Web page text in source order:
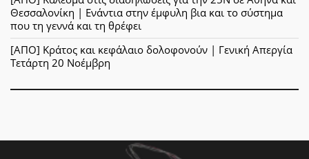
Θεσσαλονίκη | Ενάντια στην έμφυλη βια και το σύστημα
που τη γεννά και τη θρέφει
[ΑΠΟ] Κράτος και κεφάλαιο δολοφονούν | Γενική Απεργία
Τετάρτη 20 Νοέμβρη